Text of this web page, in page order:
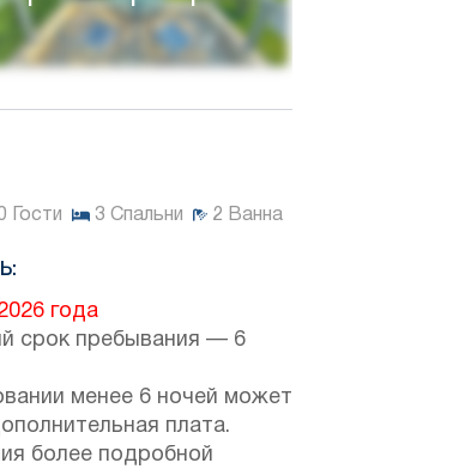
Гости 3 Спальни 2 Ванна
года
срок пребывания — 6
менее 6 ночей может
плата.
более подробной